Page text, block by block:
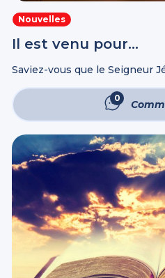
Nouvelles
Il est venu pour…
Saviez-vous que le Seigneur
pour sauver ceux qui sont
0